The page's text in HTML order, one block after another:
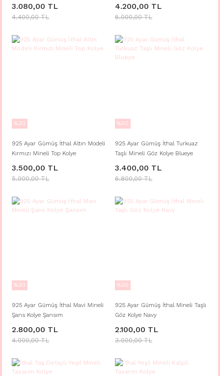
3.080,00 TL
4.400,00 TL
4.200,00 TL
6.000,00 TL
%30
925 Ayar Gümüş İthal Altın Modeli
Kırmızı Mineli Top Kolye
3.500,00 TL
5.000,00 TL
%50
925 Ayar Gümüş İthal Turkuaz
Taşlı Mineli Göz Kolye Blueye
3.400,00 TL
6.800,00 TL
%30
925 Ayar Gümüş İthal Mavi Mineli
Şans Kolye Şansım
2.800,00 TL
4.000,00 TL
%30
925 Ayar Gümüş İthal Mineli Taşlı
Göz Kolye Navy
2.100,00 TL
3.000,00 TL